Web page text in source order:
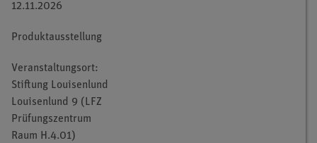
12.11.2026
Produktausstellung
Veranstaltungsort:
Stiftung Louisenlund
Louisenlund 9 (LFZ
Prüfungszentrum
Raum H.4.01)